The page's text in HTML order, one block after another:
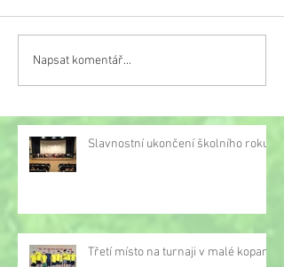
Třetí místo na turnaji v
malé kopané
Napsat komentář...
Slavnostní ukončení školního roku
Třetí místo na turnaji v malé kopané